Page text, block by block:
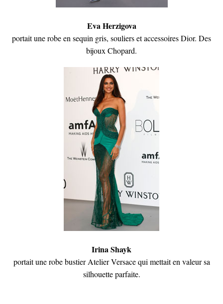
Eva Herzigova
portait une robe en sequin gris, souliers et accessoires Dior. Des
bijoux Chopard.
Irina Shayk
portait une robe bustier Atelier Versace qui mettait en valeur sa
silhouette parfaite.